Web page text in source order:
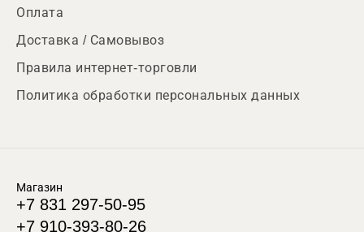
Оплата
Доставка / Самовывоз
Правила интернет-торговли
Политика обработки персональных данных
Магазин
+7 831 297-50-95
+7 910-393-80-26